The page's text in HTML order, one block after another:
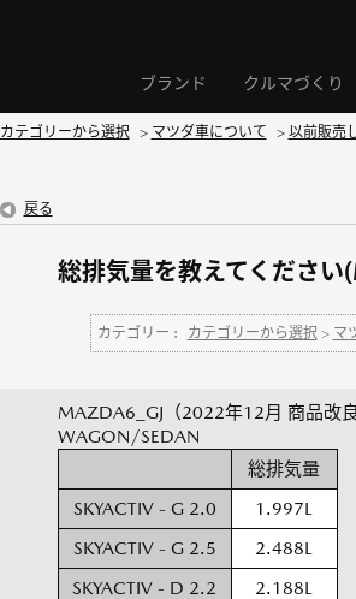
ブランド クルマづくり
カテゴリーから選択 > マツダ車について > 以前販売
戻る
総排気量を教えてくださ
カテゴリー : カテゴリーから選択 > マ
MAZDA6_GJ（2022年12月 商品改良
WAGON/SEDAN
総排気量
SKYACTIV - G 2.0
1.997L
SKYACTIV - G 2.5
2.488L
SKYACTIV - D 2.2
2.188L